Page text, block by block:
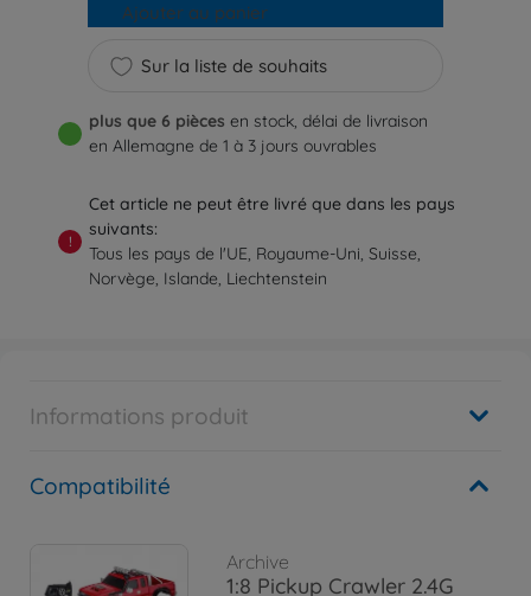
Sur la liste de souhaits
Ajouter au panier
plus que 6 pièces en stock, délai de livraison
en Allemagne de 1 à 3 jours ouvrables
!
Cet article ne peut être livré que dans les pays
suivants:
Tous les pays de l'UE, Royaume-Uni, Suisse,
Norvège, Islande, Liechtenstein
Informations produit
Compatibilité
Archive
1:8 Pickup Crawler 2.4G